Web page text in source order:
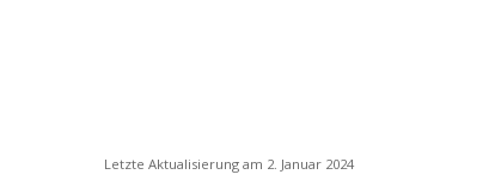
Letzte Aktualisierung am 2. Januar 2024